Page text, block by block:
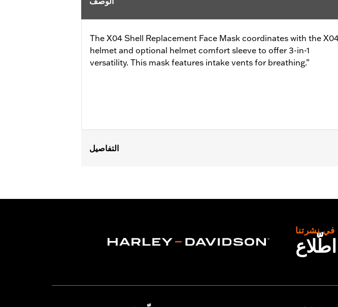
The X04 Shell Replacement Face Mask coordinates with the
helmet and optional helmet comfort sleeve to offer 3-in-1
versatility. This mask features intake vents for breathing.”
التفاصيل
في نشرتنا